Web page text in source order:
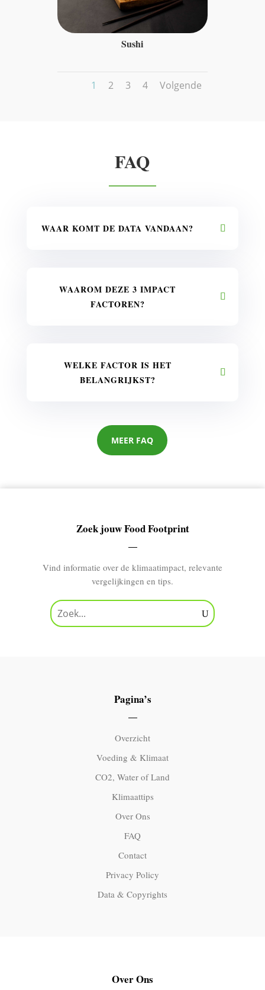
Sushi
1 2 3 4 Volgende
FAQ
WAAR KOMT DE DATA VANDAAN?
WAAROM DEZE 3 IMPACT
FACTOREN?
WELKE FACTOR IS HET
BELANGRIJKST?
MEER FAQ
Zoek jouw Food Footprint
Vind informatie over de klimaatimpact, relevante
vergelijkingen en tips.
Pagina’s
Overzicht
Voeding & Klimaat
CO2, Water of Land
Klimaattips
Over Ons
FAQ
Contact
Privacy Policy
Data & Copyrights
Over Ons